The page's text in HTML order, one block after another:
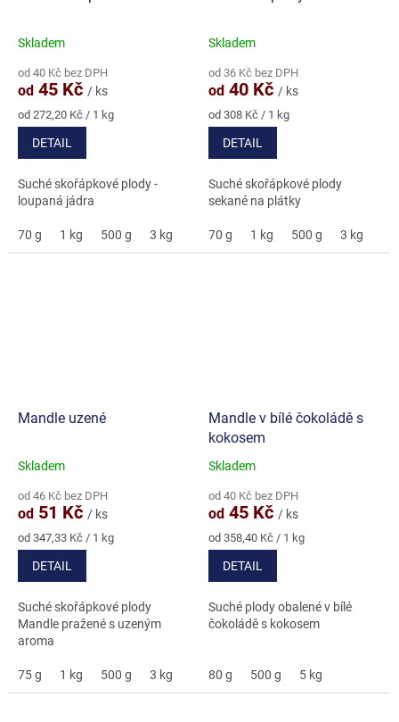
Průměrné
produktu
je
5,0
z
hvězdiček.
Skladem
od 40 Kč bez DPH
od 45 Kč / ks
Měrná
cena:
od 272,20 Kč / 1 kg
DETAIL
Suché skořápkové plody -
loupaná jádra
70 g 1 kg 500 g 3 kg 5 kg
Průměrné
produktu
je
5,0
z
hvězdiček.
Skladem
od 36 Kč bez DPH
od 40 Kč / ks
Měrná
cena:
od 308 Kč / 1 kg
DETAIL
Suché skořápkové plody
sekané na plátky
70 g 1 kg 500 g 3 kg
Mandle uzené
Průměrné
produktu
je
5,0
z
Skladem
od 46 Kč bez DPH
od 51 Kč / ks
Měrná
cena:
od 347,33 Kč / 1 kg
DETAIL
Suché skořápkové plody
Mandle pražené s uzeným
aroma
75 g 1 kg 500 g 3 kg
Mandle v bílé čokoládě s
kokosem
Průměrné
produktu
je
5,0
z
Skladem
od 40 Kč bez DPH
od 45 Kč / ks
Měrná
cena:
od 358,40 Kč / 1 kg
DETAIL
Suché plody obalené v bílé
čokoládě s kokosem
80 g 500 g 5 kg